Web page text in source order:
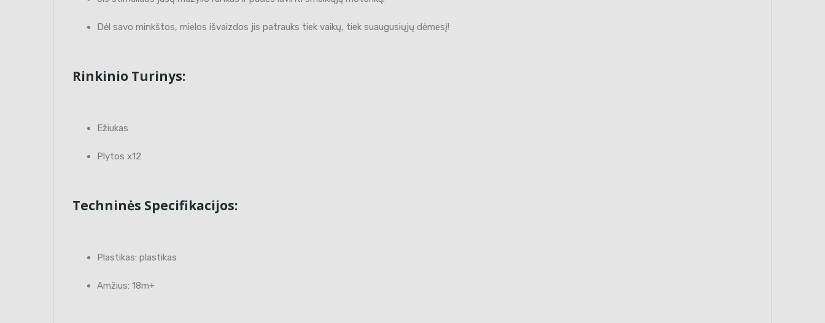
Dėl savo minkštos, mielos išvaizdos jis patrauks tiek vaikų, tiek suaugusiųjų dėmesį!
Rinkinio Turinys:
Ežiukas
Plytos x12
Techninės Specifikacijos:
Plastikas: plastikas
Amžius: 18m+